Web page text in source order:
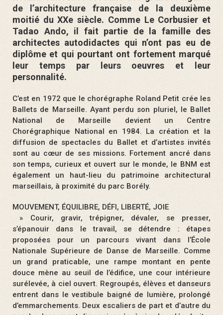
de l’architecture française de la deuxième
moitié du XXe siècle. Comme Le Corbusier et
Tadao Ando, il fait partie de la famille des
architectes autodidactes qui n’ont pas eu de
diplôme et qui pourtant ont fortement marqué
leur temps par leurs oeuvres et leur
personnalité.
C’est en 1972 que le chorégraphe Roland Petit crée les
Ballets de Marseille. Ayant perdu son pluriel, le Ballet
National de Marseille devient un Centre
Chorégraphique National en 1984. La création et la
diffusion de spectacles du Ballet et d’artistes invités
sont au cœur de ses missions. Fortement ancré dans
son temps, curieux et ouvert sur le monde, le BNM est
également un haut-lieu du patrimoine architectural
marseillais, à proximité du parc Borély.
MOUVEMENT, ÉQUILIBRE, DÉFI, LIBERTÉ, JOIE
» Courir, gravir, trépigner, dévaler, se presser,
s’épanouir dans le travail, se détendre : étapes
proposées pour un parcours vivant dans l’École
Nationale Supérieure de Danse de Marseille. Comme
un grand praticable, une rampe montant en pente
douce mène au seuil de l’édifice, une cour intérieure
surélevée, à ciel ouvert. Regroupés, élèves et danseurs
entrent dans le vestibule baigné de lumière, prolongé
d’emmarchements. Deux escaliers de part et d’autre du